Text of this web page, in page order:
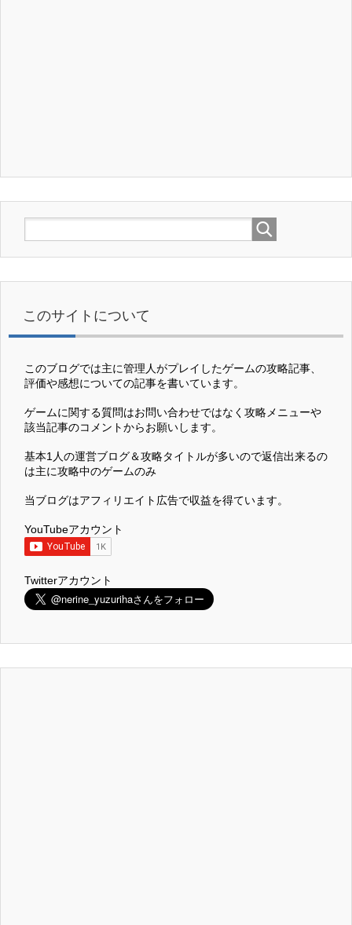
このサイトについて
このブログでは主に管理人がプレイしたゲームの攻略記事、
評価や感想についての記事を書いています。
ゲームに関する質問はお問い合わせではなく攻略メニューや
該当記事のコメントからお願いします。
基本1人の運営ブログ＆攻略タイトルが多いので返信出来るの
は主に攻略中のゲームのみ
当ブログはアフィリエイト広告で収益を得ています。
YouTubeアカウント
Twitterアカウント